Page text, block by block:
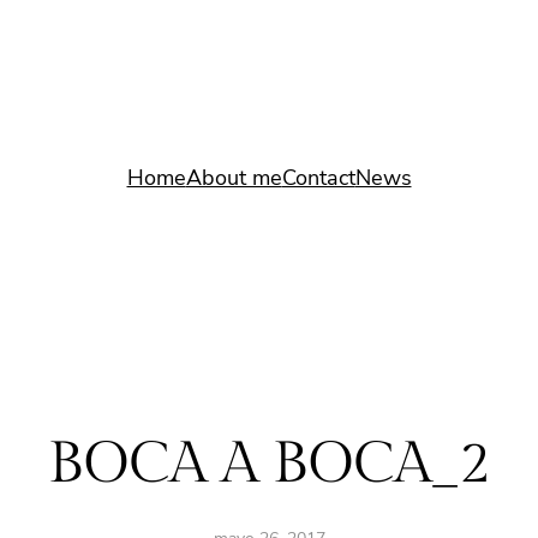
HomeAbout meContactNews
BOCA A BOCA_2